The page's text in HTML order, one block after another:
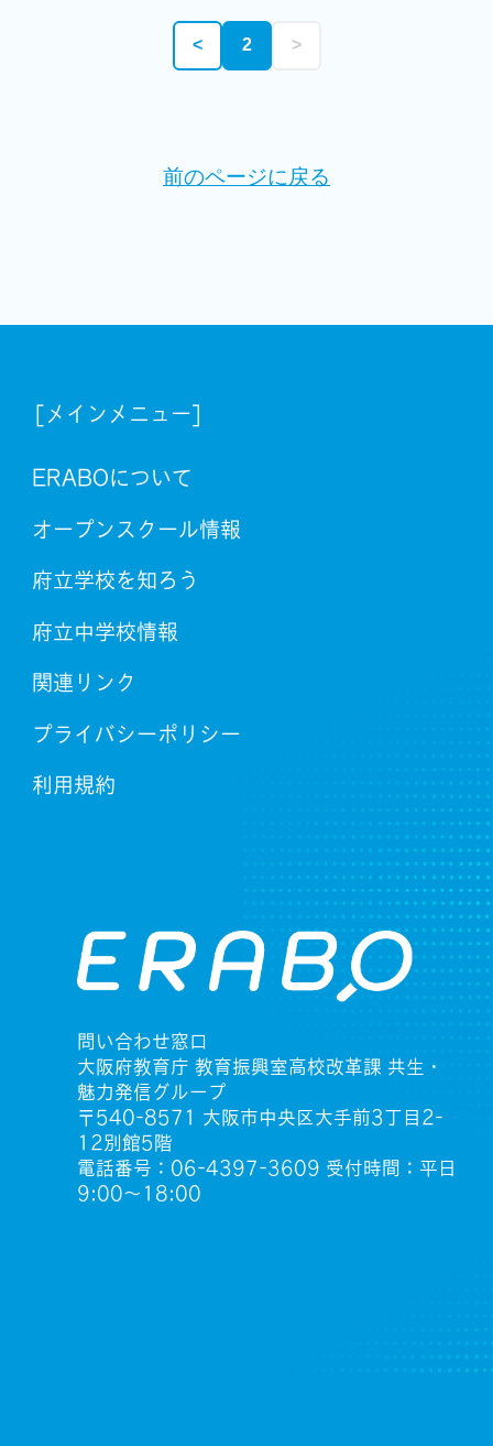
< 2 >
前のページに戻る
[メインメニュー]
ERABOについて
オープンスクール情報
府立学校を知ろう
府立中学校情報
関連リンク
プライバシーポリシー
利用規約
問い合わせ窓口
大阪府教育庁 教育振興室高校改革課 共生・
魅力発信グループ
〒540-8571 大阪市中央区大手前3丁目2-
12別館5階
電話番号：06-4397-3609 受付時間：平日
9:00〜18:00